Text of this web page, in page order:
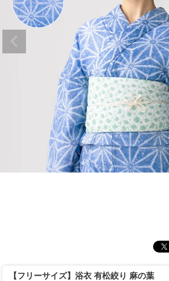
【フリーサイズ】浴衣 有松絞り 麻の葉